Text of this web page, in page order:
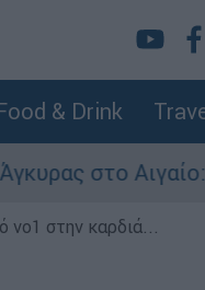
& Drink
Εικονική
νο1 στην καρδιά...